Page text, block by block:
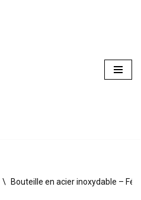
\ Bouteille en acier inoxydable –